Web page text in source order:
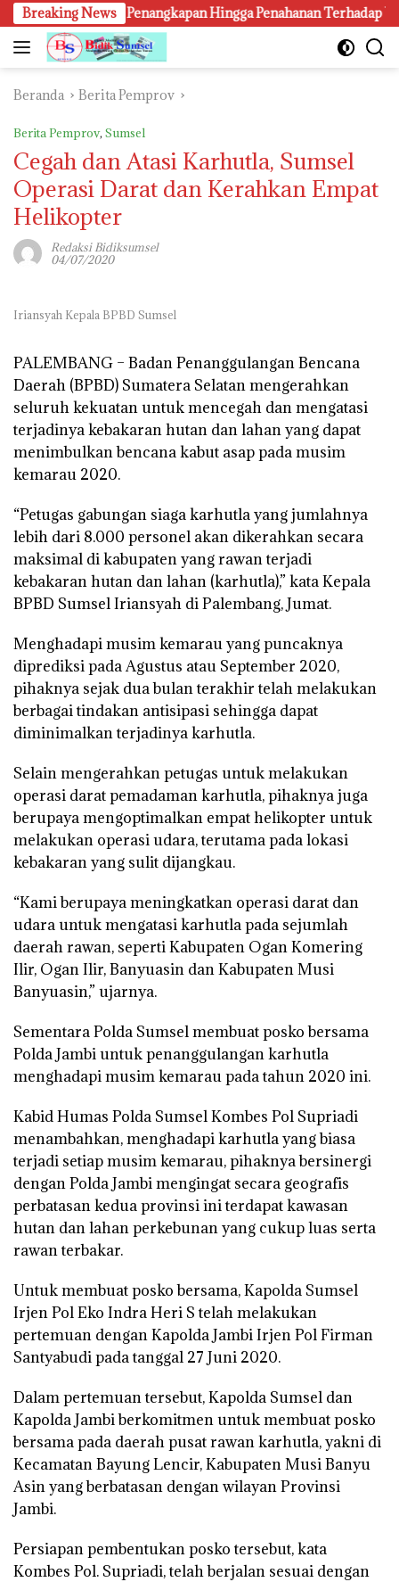
Langsung
ke
konten
Breaking NewsPenangkapan Hingga Penahanan Terhadap Wakil
Beranda Berita Pemprov
Berita Pemprov, Sumsel
Cegah dan Atasi Karhutla, Sumsel
Operasi Darat dan Kerahkan Empat
Helikopter
Redaksi Bidiksumsel
04/07/2020
Iriansyah Kepala BPBD Sumsel
PALEMBANG – Badan Penanggulangan Bencana
Daerah (BPBD) Sumatera Selatan mengerahkan
seluruh kekuatan untuk mencegah dan mengatasi
terjadinya kebakaran hutan dan lahan yang dapat
menimbulkan bencana kabut asap pada musim
kemarau 2020.
“Petugas gabungan siaga karhutla yang jumlahnya
lebih dari 8.000 personel akan dikerahkan secara
maksimal di kabupaten yang rawan terjadi
kebakaran hutan dan lahan (karhutla),” kata Kepala
BPBD Sumsel Iriansyah di Palembang, Jumat.
Menghadapi musim kemarau yang puncaknya
diprediksi pada Agustus atau September 2020,
pihaknya sejak dua bulan terakhir telah melakukan
berbagai tindakan antisipasi sehingga dapat
diminimalkan terjadinya karhutla.
Selain mengerahkan petugas untuk melakukan
operasi darat pemadaman karhutla, pihaknya juga
berupaya mengoptimalkan empat helikopter untuk
melakukan operasi udara, terutama pada lokasi
kebakaran yang sulit dijangkau.
“Kami berupaya meningkatkan operasi darat dan
udara untuk mengatasi karhutla pada sejumlah
daerah rawan, seperti Kabupaten Ogan Komering
Ilir, Ogan Ilir, Banyuasin dan Kabupaten Musi
Banyuasin,” ujarnya.
Sementara Polda Sumsel membuat posko bersama
Polda Jambi untuk penanggulangan karhutla
menghadapi musim kemarau pada tahun 2020 ini.
Kabid Humas Polda Sumsel Kombes Pol Supriadi
menambahkan, menghadapi karhutla yang biasa
terjadi setiap musim kemarau, pihaknya bersinergi
dengan Polda Jambi mengingat secara geografis
perbatasan kedua provinsi ini terdapat kawasan
hutan dan lahan perkebunan yang cukup luas serta
rawan terbakar.
Untuk membuat posko bersama, Kapolda Sumsel
Irjen Pol Eko Indra Heri S telah melakukan
pertemuan dengan Kapolda Jambi Irjen Pol Firman
Santyabudi pada tanggal 27 Juni 2020.
Dalam pertemuan tersebut, Kapolda Sumsel dan
Kapolda Jambi berkomitmen untuk membuat posko
bersama pada daerah pusat rawan karhutla, yakni di
Kecamatan Bayung Lencir, Kabupaten Musi Banyu
Asin yang berbatasan dengan wilayan Provinsi
Jambi.
Persiapan pembentukan posko tersebut, kata
Kombes Pol. Supriadi, telah berjalan sesuai dengan